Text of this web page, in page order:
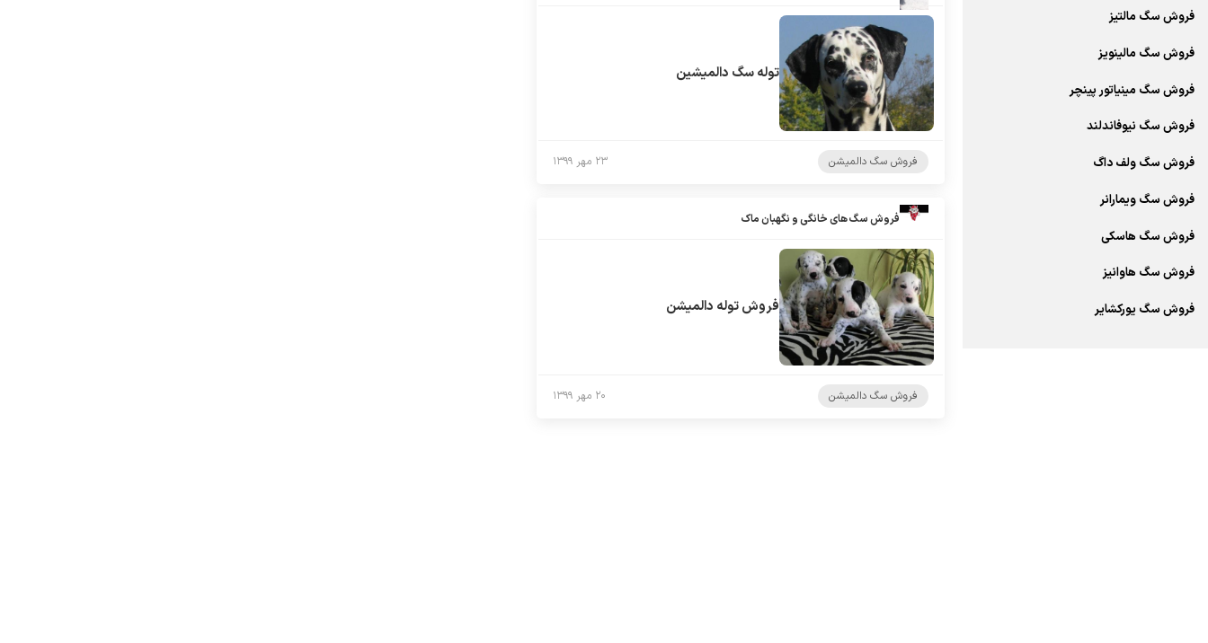
فروش سگ مالتیز
فروش سگ مالینویز
فروش سگ مینیاتور پینچر
فروش سگ نیوفاندلند
فروش سگ ولف داگ
فروش سگ ویمارانر
فروش سگ هاسکی
فروش سگ هاوانیز
فروش سگ یورکشایر
توله سگ دالمیشین
فروش سگ دالمیشن ۲۳ مهر ۱۳۹۹
فروش سگ های خانگی و نگهبان ماک
فروش توله دالميشن
فروش سگ دالمیشن ۲۰ مهر ۱۳۹۹